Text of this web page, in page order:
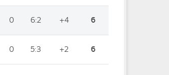
0 6:2 +4 6
0 5:3 +2 6